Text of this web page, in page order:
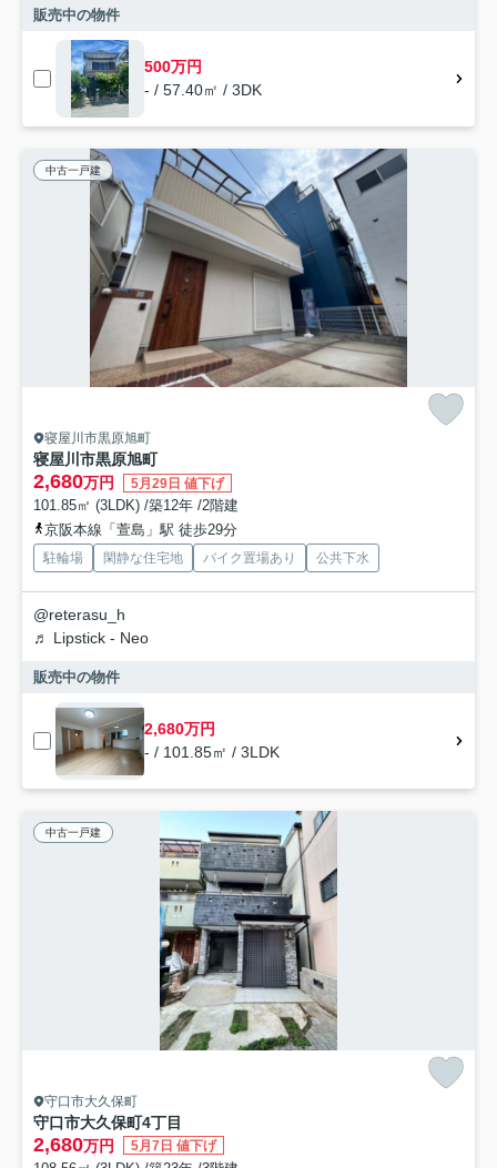
販売中の物件
500万円
- / 57.40㎡ / 3DK
中古一戸建
寝屋川市黒原旭町
寝屋川市黒原旭町
2,680万円 5月29日 値下げ
101.85㎡ (3LDK) /築12年 /2階建
京阪本線「萱島」駅 徒歩29分
駐輪場 閑静な住宅地 バイク置場あり 公共下水
@reterasu_h
♬ Lipstick - Neo
販売中の物件
2,680万円
- / 101.85㎡ / 3LDK
中古一戸建
守口市大久保町
守口市大久保町4丁目
2,680万円 5月7日 値下げ